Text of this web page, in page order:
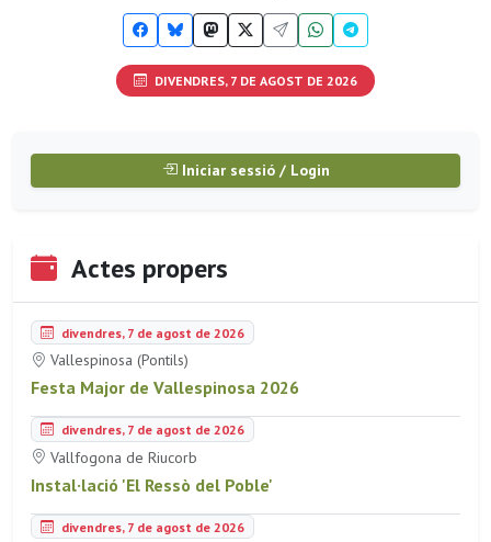
DIVENDRES, 7 DE AGOST DE 2026
Iniciar sessió / Login
Actes propers
divendres, 7 de agost de 2026
Vallespinosa (Pontils)
Festa Major de Vallespinosa 2026
divendres, 7 de agost de 2026
Vallfogona de Riucorb
Instal·lació 'El Ressò del Poble'
divendres, 7 de agost de 2026